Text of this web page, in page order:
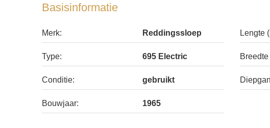
Basisinformatie
Merk: Reddingssloep Lengte
Type: 695 Electric Breedte
Conditie: gebruikt
Bouwjaar: 1965